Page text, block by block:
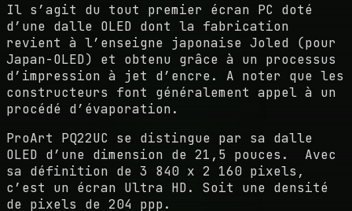
Il s’agit du tout premier écran PC doté
d’une dalle OLED dont la fabrication
revient à l’enseigne japonaise Joled (pour
Japan-OLED) et obtenu grâce à un processus
d’impression à jet d’encre. A noter que les
constructeurs font généralement appel à un
procédé d’évaporation.
ProArt PQ22UC se distingue par sa dalle
OLED d’une dimension de 21,5 pouces. Avec
sa définition de 3 840 x 2 160 pixels,
c’est un écran Ultra HD. Soit une densité
de pixels de 204 ppp.